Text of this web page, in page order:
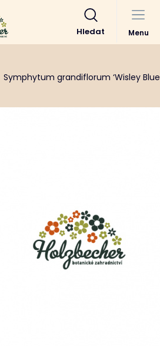
Hledat Menu
Symphytum grandiflorum ‘Wisley